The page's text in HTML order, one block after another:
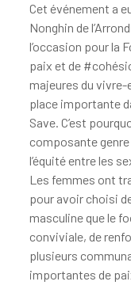
Cet événement a
Nonghin de
l’occasion pour la
paix et de
majeures du
place importante
Save. C’est
composante
l’équité entre les
Les femmes ont
pour avoir choisi
masculine que le
conviviale, de
plusieurs
importantes de